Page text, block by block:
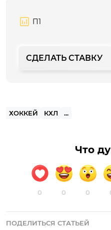
П1
СДЕЛАТЬ СТАВКУ
ХОККЕЙ КХЛ ...
Что
0 0 0
ПОДЕЛИТЬСЯ СТАТЬЕЙ